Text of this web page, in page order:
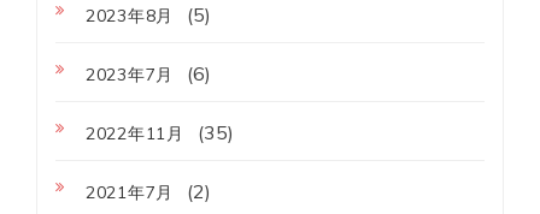
2023年8月 (5)
2023年7月 (6)
2022年11月 (35)
2021年7月 (2)